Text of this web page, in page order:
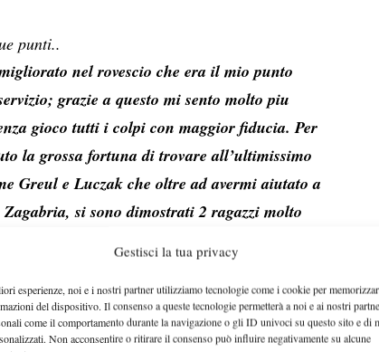
Gestisci la tua privacy
esperienze, noi e i nostri partner utilizziamo tecnologie come i cookie per
del dispositivo. Il consenso a queste tecnologie permetterà a noi e ai nostri
come il comportamento durante la navigazione o gli ID univoci su questo sito e di
Non acconsentire o ritirare il consenso può influire negativamente su alcune
punti..
nel rovescio che era il mio punto
grazie a questo mi sento molto piu
gioco tutti i colpi con maggior fiducia. Per
la grossa fortuna di trovare all’ultimissimo
Greul e Luczak che oltre ad avermi aiutato a
si sono dimostrati 2 ragazzi molto
molti tornei in futuro. Non e’ facile trovare
motivati per il doppio.
per la prima volta a giocare il tabellone di
emozioni a riguardo